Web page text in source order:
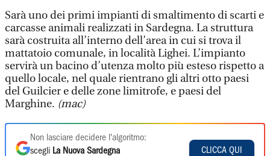
Sarà uno dei primi impianti di smaltimento di scarti e
carcasse animali realizzati in Sardegna. La struttura
sarà costruita all’interno dell’area in cui si trova il
mattatoio comunale, in località Lighei. L’impianto
servirà un bacino d’utenza molto più esteso rispetto a
quello locale, nel quale rientrano gli altri otto paesi
del Guilcier e delle zone limitrofe, e paesi del
Marghine. (mac)
Non lasciare decidere l'algoritmo:
scegli La Nuova Sardegna
CLICCA QUI